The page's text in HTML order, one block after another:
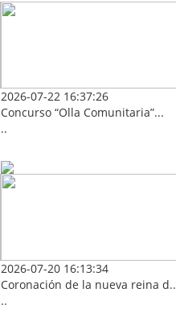
2026-07-22 16:37:26
Concurso “Olla Comunitaria”...
..
2026-07-20 16:13:34
Coronación de la nueva reina d..
..